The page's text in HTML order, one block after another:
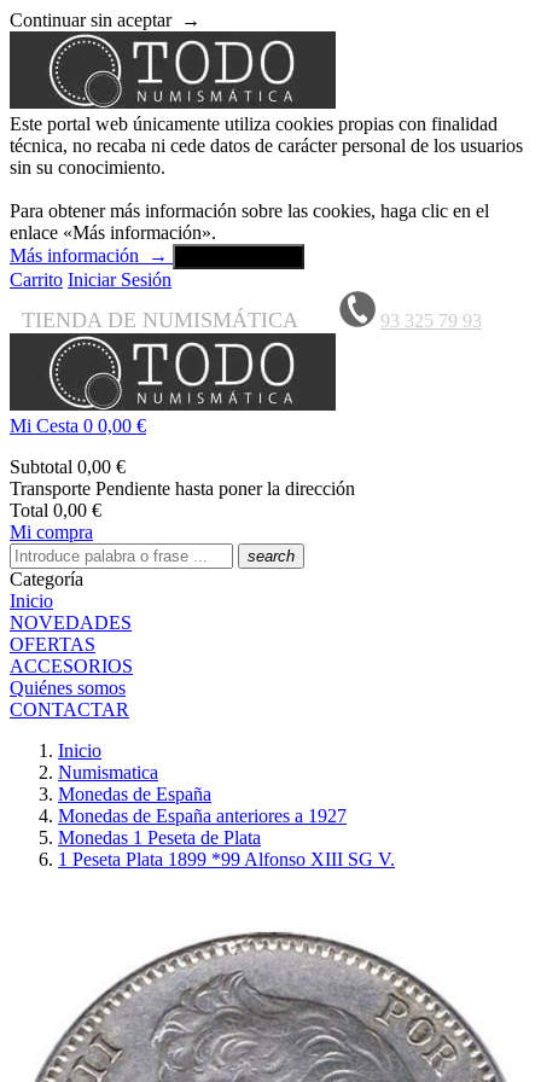
Continuar sin aceptar →
Este portal web únicamente utiliza cookies propias con finalidad
técnica, no recaba ni cede datos de carácter personal de los usuarios
sin su conocimiento.
Para obtener más información sobre las cookies, haga clic en el
enlace «Más información».
Más información
→
Carrito Iniciar Sesión
TIENDA DE NUMISMÁTICA 93 325 79 93
Mi Cesta 0 0,00 €
Subtotal 0,00 €
Transporte Pendiente hasta poner la dirección
Total 0,00 €
Mi compra
search
Categoría
Inicio
NOVEDADES
OFERTAS
ACCESORIOS
Quiénes somos
CONTACTAR
Inicio
Numismatica
Monedas de España
Monedas de España anteriores a 1927
Monedas 1 Peseta de Plata
1 Peseta Plata 1899 *99 Alfonso XIII SG V.